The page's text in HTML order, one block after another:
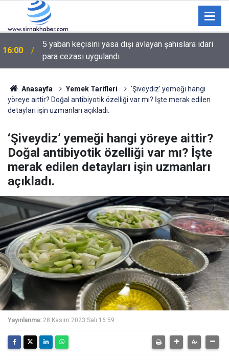
15:00
Suriyelilerin gönüllü geri dönüş yoğunluğu devam
ediyor
Anasayfa Yemek Tarifleri
‘Şiveydiz’ yemeği hangi
yöreye aittir? Doğal antibiyotik özelliği var mı? İşte merak edilen
detayları işin uzmanları açıkladı.
‘Şiveydiz’ yemeği hangi yöreye aittir?
Doğal antibiyotik özelliği var mı? İşte
merak edilen detayları işin uzmanları
açıkladı.
Yayınlanma: 28 Kasım 2023 Salı 16:59